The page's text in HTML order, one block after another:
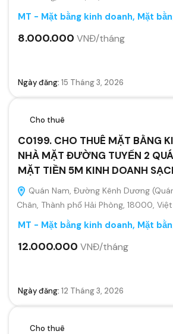
MT - Mặt bằng kinh doanh, Mặt
8.000.000 VNĐ/tháng
Ngày đăng: 15 Tháng 3, 2026
Cho thuê
C0199. CHO THUÊ MẶT BẰNG
NHÀ MẶT ĐƯỜNG TUYẾN 2
MẶT TIỀN 5M KINH DOANH
Quán Nam, Đường Kênh Dương
Chân, Thành phố Hải Phòng, 18000,
MT - Mặt bằng kinh doanh, Mặt
12.000.000 VNĐ/tháng
Ngày đăng: 12 Tháng 3, 2026
Cho thuê